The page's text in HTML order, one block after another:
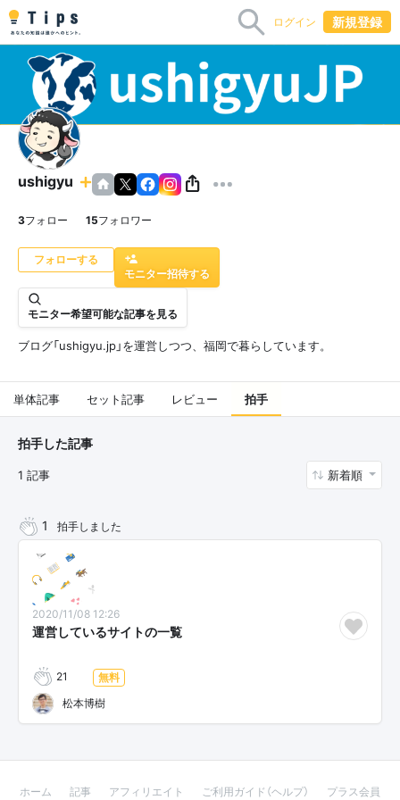
ログイン 新規登録
ushigyu
3フォロー 15フォロワー
モニター招待する
モニター希望可能な記事を見る
ブログ「ushigyu.jp」を運営しつつ、福岡で暮らしています。
単体記事 セット記事 レビュー 拍手
拍手した記事
1 記事 新着順
1 拍手しました
2020/11/08 12:26
運営しているサイトの一覧
21
無料
松本博樹
ホーム 記事 アフィリエイト ご利用ガイド（ヘルプ） プラス会員